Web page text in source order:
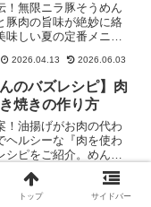
！無限ニラ豚そうめん
豚肉の旨味が絶妙に絡
味しい夏の定番メニュ
2026.04.13 2026.06.03
のバズレシピ】肉
焼きの作り方
！油揚げがお肉の代わ
ヘルシーな『肉を使わ
シピをご紹介。めんつ
な味わい。
2026.04.12 2026.06.03
トップ サイドバー